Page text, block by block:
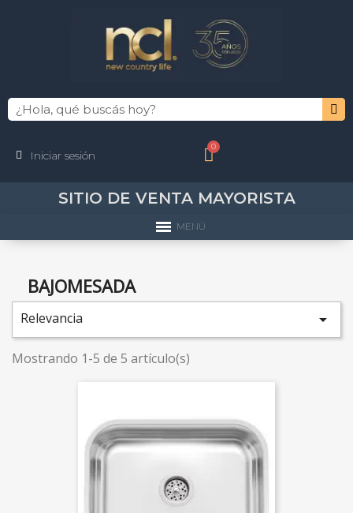
Iniciar sesión
SITIO DE VENTA MAYORISTA
MENÚ
BAJOMESADA
Relevancia 
Mostrando 1-5 de 5 artículo(s)